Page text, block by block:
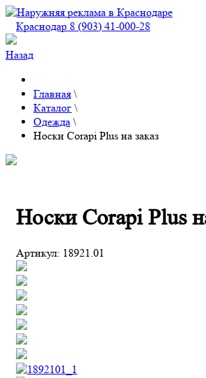
Краснодар 8 (903) 41-000-28
Назад
Главная \
Каталог \
Одежда \
Носки Corapi Plus на заказ
Носки Corapi Plus
Артикул: 18921.01